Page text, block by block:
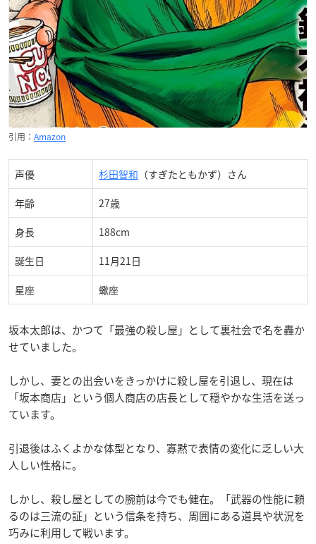
引用： Amazon
声優 杉田智和 （すぎたともかず）さん
年齢 27歳
身長 188cm
誕生日 11月21日
星座 蠍座
坂本太郎は、かつて「最強の殺し屋」として裏社会で名を轟か
せていました。
しかし、妻との出会いをきっかけに殺し屋を引退し、現在は
「坂本商店」という個人商店の店長として穏やかな生活を送っ
ています。
引退後はふくよかな体型となり、寡黙で表情の変化に乏しい大
人しい性格に。
しかし、殺し屋としての腕前は今でも健在。「武器の性能に頼
るのは三流の証」という信条を持ち、周囲にある道具や状況を
巧みに利用して戦います。